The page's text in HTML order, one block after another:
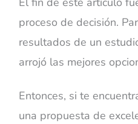
proceso de decisión.
resultados de un
arrojó las mejores
Entonces, si te
una propuesta de